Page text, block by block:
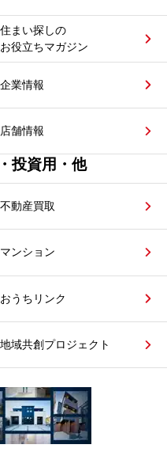
住まい探しの
お役立ちマガジン
企業情報
店舗情報
投資用・他
不動産買取
マンション
おうちリンク
地域共創プロジェクト